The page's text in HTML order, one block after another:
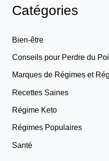
Catégories
Bien-être
Conseils pour Perdre du
Marques de Régimes et
Recettes Saines
Régime Keto
Régimes Populaires
Santé